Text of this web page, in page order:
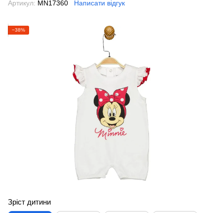
Артикул: MN17360 Написати відгук
−38%
Зріст дитини